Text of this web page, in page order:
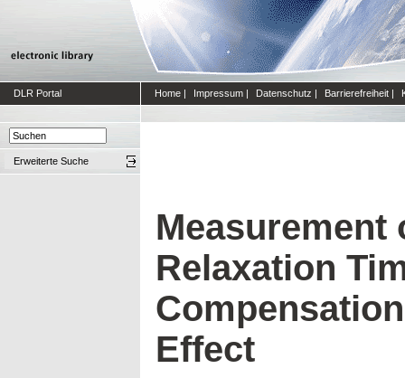
DLR Portal Home | Impressum | Datenschutz | Barrierefreiheit |
Erweiterte Suche
Measurement
Relaxation
Effect